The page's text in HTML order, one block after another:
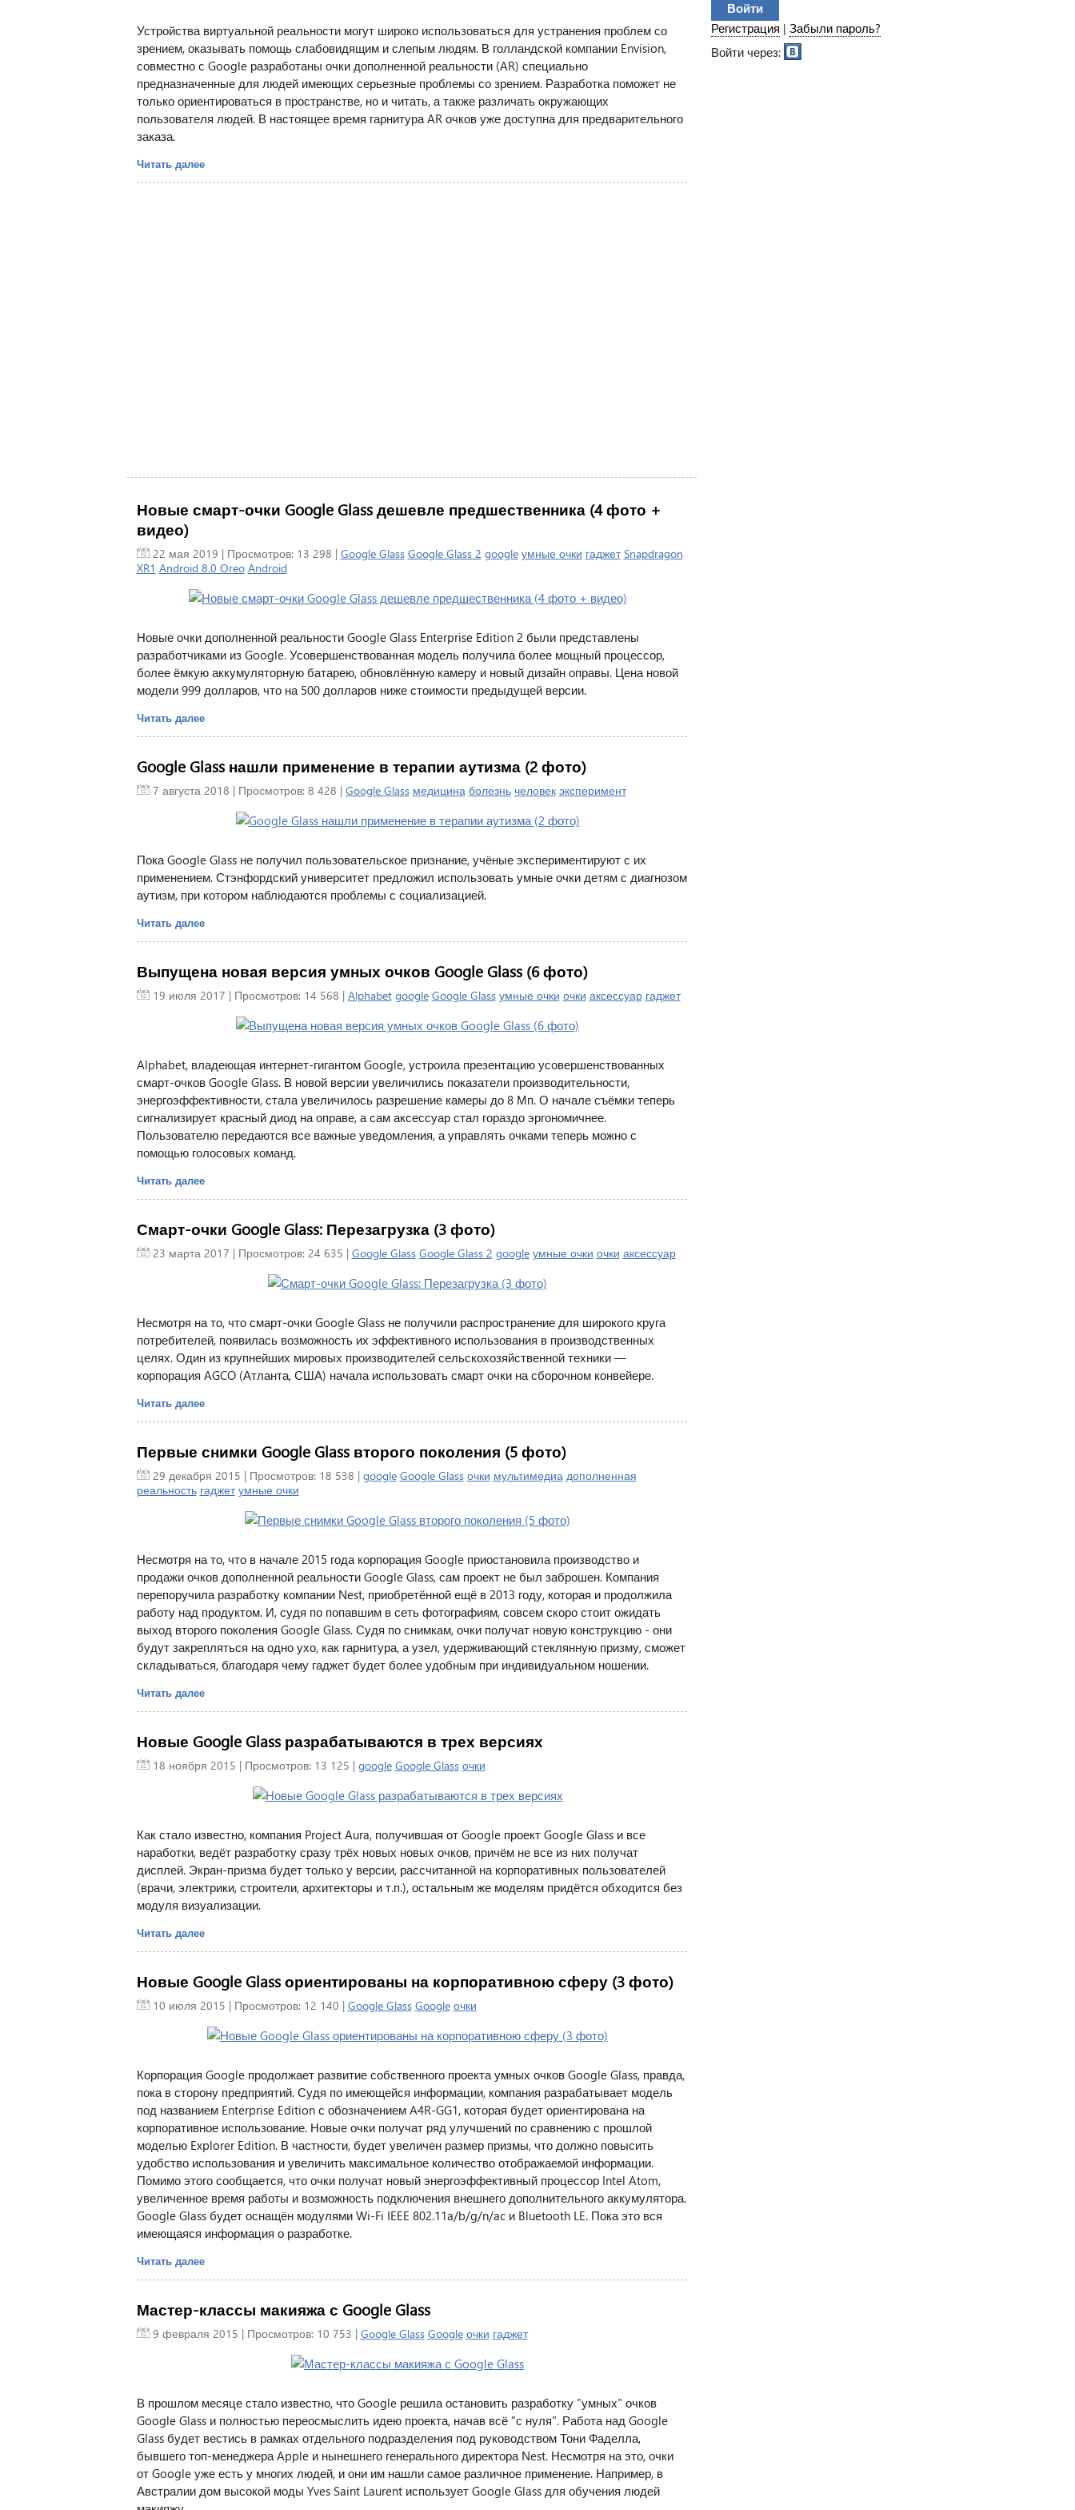
Устройства виртуальной реальности могут широко использоваться для устранения проблем со
зрением, оказывать помощь слабовидящим и слепым людям. В голландской компании Envision,
совместно с Google разработаны очки дополненной реальности (AR) специально
предназначенные для людей имеющих серьезные проблемы со зрением. Разработка поможет не
только ориентироваться в пространстве, но и читать, а также различать окружающих
пользователя людей. В настоящее время гарнитура AR очков уже доступна для предварительного
заказа.
Читать далее
Новые смарт-очки Google Glass дешевле предшественника (4 фото +
видео)
22 мая 2019 | Просмотров: 13 298 | Google Glass Google Glass 2 google умные очки гаджет Snapdragon
XR1 Android 8.0 Oreo Android
Новые очки дополненной реальности Google Glass Enterprise Edition 2 были представлены
разработчиками из Google. Усовершенствованная модель получила более мощный процессор,
более ёмкую аккумуляторную батарею, обновлённую камеру и новый дизайн оправы. Цена новой
модели 999 долларов, что на 500 долларов ниже стоимости предыдущей версии.
Читать далее
Google Glass нашли применение в терапии аутизма (2 фото)
7 августа 2018 | Просмотров: 8 428 | Google Glass медицина болезнь человек эксперимент
Пока Google Glass не получил пользовательское признание, учёные экспериментируют с их
применением. Стэнфордский университет предложил использовать умные очки детям с диагнозом
аутизм, при котором наблюдаются проблемы с социализацией.
Читать далее
Выпущена новая версия умных очков Google Glass (6 фото)
19 июля 2017 | Просмотров: 14 568 | Alphabet google Google Glass умные очки очки аксессуар гаджет
Alphabet, владеющая интернет-гигантом Google, устроила презентацию усовершенствованных
смарт-очков Google Glass. В новой версии увеличились показатели производительности,
энергоэффективности, стала увеличилось разрешение камеры до 8 Мп. О начале съёмки теперь
сигнализирует красный диод на оправе, а сам аксессуар стал гораздо эргономичнее.
Пользователю передаются все важные уведомления, а управлять очками теперь можно с
помощью голосовых команд.
Читать далее
Смарт-очки Google Glass: Перезагрузка (3 фото)
23 марта 2017 | Просмотров: 24 635 | Google Glass Google Glass 2 google умные очки очки аксессуар
Несмотря на то, что смарт-очки Google Glass не получили распространение для широкого круга
потребителей, появилась возможность их эффективного использования в производственных
целях. Один из крупнейших мировых производителей сельскохозяйственной техники —
корпорация AGCO (Атланта, США) начала использовать смарт очки на сборочном конвейере.
Читать далее
Первые снимки Google Glass второго поколения (5 фото)
29 декабря 2015 | Просмотров: 18 538 | google Google Glass очки мультимедиа дополненная
реальность гаджет умные очки
Несмотря на то, что в начале 2015 года корпорация Google приостановила производство и
продажи очков дополненной реальности Google Glass, сам проект не был заброшен. Компания
перепоручила разработку компании Nest, приобретённой ещё в 2013 году, которая и продолжила
работу над продуктом. И, судя по попавшим в сеть фотографиям, совсем скоро стоит ожидать
выход второго поколения Google Glass. Судя по снимкам, очки получат новую конструкцию - они
будут закрепляться на одно ухо, как гарнитура, а узел, удерживающий стеклянную призму, сможет
складываться, благодаря чему гаджет будет более удобным при индивидуальном ношении.
Читать далее
Новые Google Glass разрабатываются в трех версиях
18 ноября 2015 | Просмотров: 13 125 | google Google Glass очки
Как стало известно, компания Project Aura, получившая от Google проект Google Glass и все
наработки, ведёт разработку сразу трёх новых новых очков, причём не все из них получат
дисплей. Экран-призма будет только у версии, рассчитанной на корпоративных пользователей
(врачи, электрики, строители, архитекторы и т.п.), остальным же моделям придётся обходится без
модуля визуализации.
Читать далее
Новые Google Glass ориентированы на корпоративною сферу (3 фото)
10 июля 2015 | Просмотров: 12 140 | Google Glass Google очки
Корпорация Google продолжает развитие собственного проекта умных очков Google Glass, правда,
пока в сторону предприятий. Судя по имеющейся информации, компания разрабатывает модель
под названием Enterprise Edition с обозначением A4R-GG1, которая будет ориентирована на
корпоративное использование. Новые очки получат ряд улучшений по сравнению с прошлой
моделью Explorer Edition. В частности, будет увеличен размер призмы, что должно повысить
удобство использования и увеличить максимальное количество отображаемой информации.
Помимо этого сообщается, что очки получат новый энергоэффективный процессор Intel Atom,
увеличенное время работы и возможность подключения внешнего дополнительного аккумулятора.
Google Glass будет оснащён модулями Wi-Fi IEEE 802.11a/b/g/n/ac и Bluetooth LE. Пока это вся
имеющаяся информация о разработке.
Читать далее
Мастер-классы макияжа с Google Glass
9 февраля 2015 | Просмотров: 10 753 | Google Glass Google очки гаджет
В прошлом месяце стало известно, что Google решила остановить разработку "умных" очков
Google Glass и полностью переосмыслить идею проекта, начав всё "с нуля". Работа над Google
Glass будет вестись в рамках отдельного подразделения под руководством Тони Фаделла,
бывшего топ-менеджера Apple и нынешнего генерального директора Nest. Несмотря на это, очки
от Google уже есть у многих людей, и они им нашли самое различное применение. Например, в
Австралии дом высокой моды Yves Saint Laurent использует Google Glass для обучения людей
Регистрация | Забыли пароль?
Войти через: